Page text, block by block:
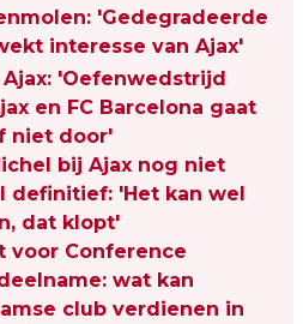
'Gedegradeerde
interesse van Ajax'
Ajax: 'Oefenwedstrijd
en FC Barcelona gaat
niet door'
bij Ajax nog niet
definitief: 'Het kan wel
dat klopt'
voor Conference
wat kan
club verdienen in